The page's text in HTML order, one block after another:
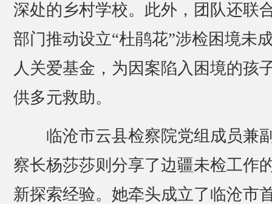
深处的乡村学校。此外，团队还联
部门推动设立“杜鹃花”涉检困境未
人关爱基金，为因案陷入困境的孩
供多元救助。
临沧市云县检察院党组成员兼
察长杨莎莎则分享了边疆未检工作
新探索经验。她牵头成立了临沧市